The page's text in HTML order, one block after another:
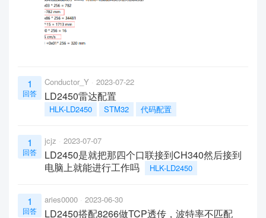
1
回答
Conductor_Y 2023-07-22
LD2450雷达配置
HLK-LD2450 STM32 代码配置
1
回答
jcjz 2023-07-07
LD2450是就把那四个口联接到CH340然后接到
电脑上就能进行工作吗
HLK-LD2450
1
回答
aries0000 2023-06-30
LD2450搭配8266做TCP透传，波特率不匹配